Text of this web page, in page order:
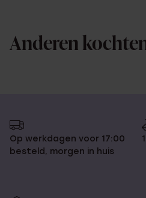
Anderen
Op werkdagen voor 17:00
besteld, morgen in huis